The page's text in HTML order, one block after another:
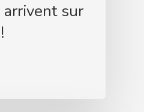
arrivent sur